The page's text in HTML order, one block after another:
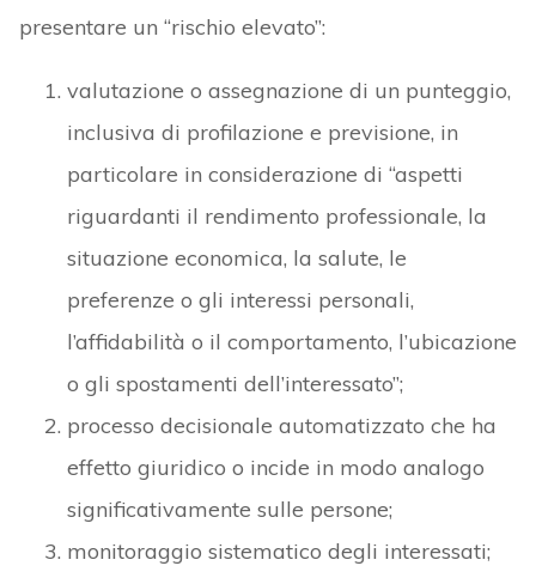
presentare un “rischio elevato”:
valutazione o assegnazione di un punteggio,
inclusiva di profilazione e previsione, in
particolare in considerazione di “aspetti
riguardanti il rendimento professionale, la
situazione economica, la salute, le
preferenze o gli interessi personali,
l’affidabilità o il comportamento, l’ubicazione
o gli spostamenti dell’interessato”;
processo decisionale automatizzato che ha
effetto giuridico o incide in modo analogo
significativamente sulle persone;
monitoraggio sistematico degli interessati;